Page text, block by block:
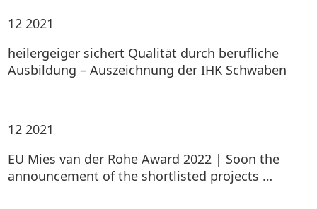
12 2021
heilergeiger sichert Qualität durch berufliche
Ausbildung – Auszeichnung der IHK Schwaben
12 2021
EU Mies van der Rohe Award 2022 | Soon the
announcement of the shortlisted projects …